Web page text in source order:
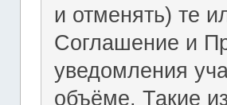
и отменять) те
Соглашение и
уведомления
объёме. Такие